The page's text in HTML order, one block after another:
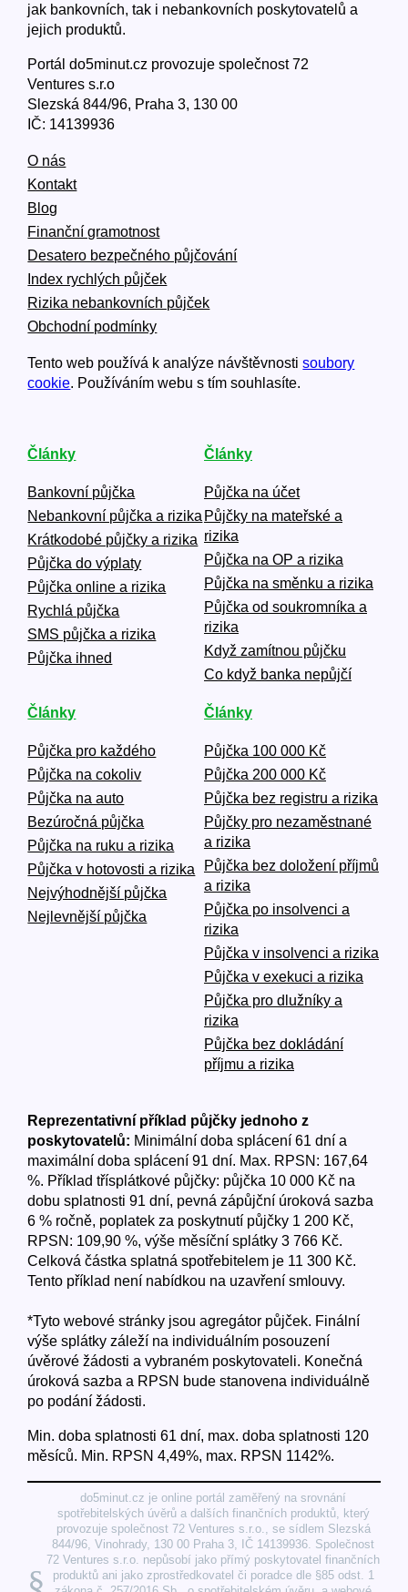
jak bankovních, tak i nebankovních poskytovatelů a
jejich produktů.
Portál do5minut.cz provozuje společnost 72
Ventures s.r.o
Slezská 844/96, Praha 3, 130 00
IČ: 14139936
O nás
Kontakt
Blog
Finanční gramotnost
Desatero bezpečného půjčování
Index rychlých půjček
Rizika nebankovních půjček
Obchodní podmínky
Tento web používá k analýze návštěvnostisoubory
cookie. Používáním webu s tím souhlasíte.
Články
Bankovní půjčka
Nebankovní půjčka a rizika
Krátkodobé půjčky a rizika
Půjčka do výplaty
Půjčka online a rizika
Rychlá půjčka
SMS půjčka a rizika
Půjčka ihned
Články
Půjčka na účet
Půjčky na mateřské a
rizika
Půjčka na OP a rizika
Půjčka na směnku a rizika
Půjčka od soukromníka a
rizika
Když zamítnou půjčku
Co když banka nepůjčí
Články
Půjčka pro každého
Půjčka na cokoliv
Půjčka na auto
Bezúročná půjčka
Půjčka na ruku a rizika
Půjčka v hotovosti a rizika
Nejvýhodnější půjčka
Nejlevnější půjčka
Články
Půjčka 100 000 Kč
Půjčka 200 000 Kč
Půjčka bez registru a rizika
Půjčky pro nezaměstnané
a rizika
Půjčka bez doložení příjmů
a rizika
Půjčka po insolvenci a
rizika
Půjčka v insolvenci a rizika
Půjčka v exekuci a rizika
Půjčka pro dlužníky a
rizika
Půjčka bez dokládání
příjmu a rizika
Reprezentativní příklad půjčky jednoho z
poskytovatelů: Minimální doba splácení 61 dní a
maximální doba splácení 91 dní. Max. RPSN: 167,64
%. Příklad třísplátkové půjčky: půjčka 10 000 Kč na
dobu splatnosti 91 dní, pevná zápůjční úroková sazba
6 % ročně, poplatek za poskytnutí půjčky 1 200 Kč,
RPSN: 109,90 %, výše měsíční splátky 3 766 Kč.
Celková částka splatná spotřebitelem je 11 300 Kč.
Tento příklad není nabídkou na uzavření smlouvy.
*Tyto webové stránky jsou agregátor půjček. Finální
výše splátky záleží na individuálním posouzení
úvěrové žádosti a vybraném poskytovateli. Konečná
úroková sazba a RPSN bude stanovena individuálně
po podání žádosti.
Min. doba splatnosti 61 dní, max. doba splatnosti 120
měsíců. Min. RPSN 4,49%, max. RPSN 1142%.
§
do5minut.cz je online portál zaměřený na srovnání
spotřebitelských úvěrů a dalších finančních produktů, který
provozuje společnost 72 Ventures s.r.o., se sídlem Slezská
844/96, Vinohrady, 130 00 Praha 3, IČ 14139936. Společnost
72 Ventures s.r.o. nepůsobí jako přímý poskytovatel finančních
produktů ani jako zprostředkovatel či poradce dle §85 odst. 1